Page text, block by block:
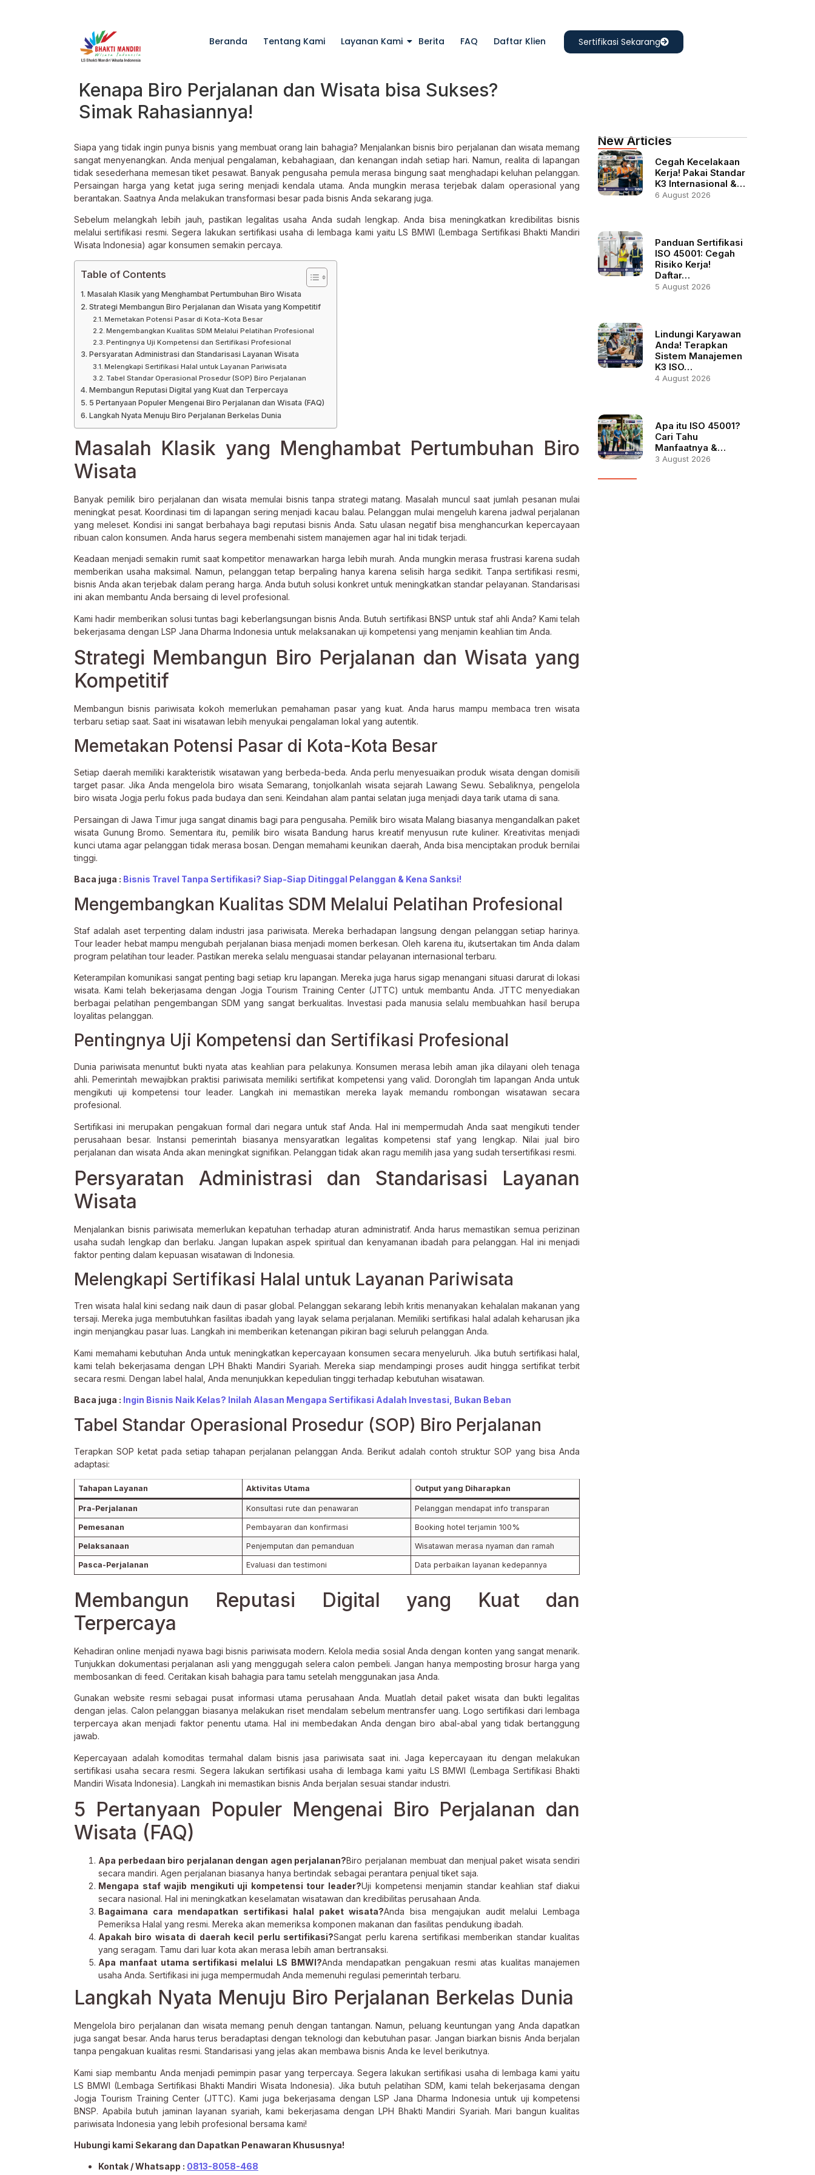
Beranda Tentang Kami Layanan Kami Berita FAQ Daftar Klien Sertifikasi Sekarang
Kenapa Biro Perjalanan dan Wisata bisa Sukses?
Simak Rahasiannya!
Siapa yang tidak ingin punya bisnis yang membuat orang lain bahagia? Menjalankan bisnis biro perjalanan dan wisata memang
sangat menyenangkan. Anda menjual pengalaman, kebahagiaan, dan kenangan indah setiap hari. Namun, realita di lapangan
tidak sesederhana memesan tiket pesawat. Banyak pengusaha pemula merasa bingung saat menghadapi keluhan pelanggan.
Persaingan harga yang ketat juga sering menjadi kendala utama. Anda mungkin merasa terjebak dalam operasional yang
berantakan. Saatnya Anda melakukan transformasi besar pada bisnis Anda sekarang juga.
Sebelum melangkah lebih jauh, pastikan legalitas usaha Anda sudah lengkap. Anda bisa meningkatkan kredibilitas bisnis
melalui sertifikasi resmi. Segera lakukan sertifikasi usaha di lembaga kami yaitu LS BMWI (Lembaga Sertifikasi Bhakti Mandiri
Wisata Indonesia) agar konsumen semakin percaya.
Table of Contents
Masalah Klasik yang Menghambat Pertumbuhan Biro Wisata
Strategi Membangun Biro Perjalanan dan Wisata yang Kompetitif
Memetakan Potensi Pasar di Kota-Kota Besar
Mengembangkan Kualitas SDM Melalui Pelatihan Profesional
Pentingnya Uji Kompetensi dan Sertifikasi Profesional
Persyaratan Administrasi dan Standarisasi Layanan Wisata
Melengkapi Sertifikasi Halal untuk Layanan Pariwisata
Tabel Standar Operasional Prosedur (SOP) Biro Perjalanan
Membangun Reputasi Digital yang Kuat dan Terpercaya
5 Pertanyaan Populer Mengenai Biro Perjalanan dan Wisata (FAQ)
Langkah Nyata Menuju Biro Perjalanan Berkelas Dunia
Masalah Klasik yang Menghambat Pertumbuhan Biro
Wisata
Banyak pemilik biro perjalanan dan wisata memulai bisnis tanpa strategi matang. Masalah muncul saat jumlah pesanan mulai
meningkat pesat. Koordinasi tim di lapangan sering menjadi kacau balau. Pelanggan mulai mengeluh karena jadwal perjalanan
yang meleset. Kondisi ini sangat berbahaya bagi reputasi bisnis Anda. Satu ulasan negatif bisa menghancurkan kepercayaan
ribuan calon konsumen. Anda harus segera membenahi sistem manajemen agar hal ini tidak terjadi.
Keadaan menjadi semakin rumit saat kompetitor menawarkan harga lebih murah. Anda mungkin merasa frustrasi karena sudah
memberikan usaha maksimal. Namun, pelanggan tetap berpaling hanya karena selisih harga sedikit. Tanpa sertifikasi resmi,
bisnis Anda akan terjebak dalam perang harga. Anda butuh solusi konkret untuk meningkatkan standar pelayanan. Standarisasi
ini akan membantu Anda bersaing di level profesional.
Kami hadir memberikan solusi tuntas bagi keberlangsungan bisnis Anda. Butuh sertifikasi BNSP untuk staf ahli Anda? Kami telah
bekerjasama dengan LSP Jana Dharma Indonesia untuk melaksanakan uji kompetensi yang menjamin keahlian tim Anda.
Strategi Membangun Biro Perjalanan dan Wisata yang
Kompetitif
Membangun bisnis pariwisata kokoh memerlukan pemahaman pasar yang kuat. Anda harus mampu membaca tren wisata
terbaru setiap saat. Saat ini wisatawan lebih menyukai pengalaman lokal yang autentik.
Memetakan Potensi Pasar di Kota-Kota Besar
Setiap daerah memiliki karakteristik wisatawan yang berbeda-beda. Anda perlu menyesuaikan produk wisata dengan domisili
target pasar. Jika Anda mengelola biro wisata Semarang, tonjolkanlah wisata sejarah Lawang Sewu. Sebaliknya, pengelola
biro wisata Jogja perlu fokus pada budaya dan seni. Keindahan alam pantai selatan juga menjadi daya tarik utama di sana.
Persaingan di Jawa Timur juga sangat dinamis bagi para pengusaha. Pemilik biro wisata Malang biasanya mengandalkan paket
wisata Gunung Bromo. Sementara itu, pemilik biro wisata Bandung harus kreatif menyusun rute kuliner. Kreativitas menjadi
kunci utama agar pelanggan tidak merasa bosan. Dengan memahami keunikan daerah, Anda bisa menciptakan produk bernilai
tinggi.
Baca juga : Bisnis Travel Tanpa Sertifikasi? Siap-Siap Ditinggal Pelanggan & Kena Sanksi!
Mengembangkan Kualitas SDM Melalui Pelatihan Profesional
Staf adalah aset terpenting dalam industri jasa pariwisata. Mereka berhadapan langsung dengan pelanggan setiap harinya.
Tour leader hebat mampu mengubah perjalanan biasa menjadi momen berkesan. Oleh karena itu, ikutsertakan tim Anda dalam
program pelatihan tour leader. Pastikan mereka selalu menguasai standar pelayanan internasional terbaru.
Keterampilan komunikasi sangat penting bagi setiap kru lapangan. Mereka juga harus sigap menangani situasi darurat di lokasi
wisata. Kami telah bekerjasama dengan Jogja Tourism Training Center (JTTC) untuk membantu Anda. JTTC menyediakan
berbagai pelatihan pengembangan SDM yang sangat berkualitas. Investasi pada manusia selalu membuahkan hasil berupa
loyalitas pelanggan.
Pentingnya Uji Kompetensi dan Sertifikasi Profesional
Dunia pariwisata menuntut bukti nyata atas keahlian para pelakunya. Konsumen merasa lebih aman jika dilayani oleh tenaga
ahli. Pemerintah mewajibkan praktisi pariwisata memiliki sertifikat kompetensi yang valid. Doronglah tim lapangan Anda untuk
mengikuti uji kompetensi tour leader. Langkah ini memastikan mereka layak memandu rombongan wisatawan secara
profesional.
Sertifikasi ini merupakan pengakuan formal dari negara untuk staf Anda. Hal ini mempermudah Anda saat mengikuti tender
perusahaan besar. Instansi pemerintah biasanya mensyaratkan legalitas kompetensi staf yang lengkap. Nilai jual biro
perjalanan dan wisata Anda akan meningkat signifikan. Pelanggan tidak akan ragu memilih jasa yang sudah tersertifikasi resmi.
Persyaratan Administrasi dan Standarisasi Layanan
Wisata
Menjalankan bisnis pariwisata memerlukan kepatuhan terhadap aturan administratif. Anda harus memastikan semua perizinan
usaha sudah lengkap dan berlaku. Jangan lupakan aspek spiritual dan kenyamanan ibadah para pelanggan. Hal ini menjadi
faktor penting dalam kepuasan wisatawan di Indonesia.
Melengkapi Sertifikasi Halal untuk Layanan Pariwisata
Tren wisata halal kini sedang naik daun di pasar global. Pelanggan sekarang lebih kritis menanyakan kehalalan makanan yang
tersaji. Mereka juga membutuhkan fasilitas ibadah yang layak selama perjalanan. Memiliki sertifikasi halal adalah keharusan jika
ingin menjangkau pasar luas. Langkah ini memberikan ketenangan pikiran bagi seluruh pelanggan Anda.
Kami memahami kebutuhan Anda untuk meningkatkan kepercayaan konsumen secara menyeluruh. Jika butuh sertifikasi halal,
kami telah bekerjasama dengan LPH Bhakti Mandiri Syariah. Mereka siap mendampingi proses audit hingga sertifikat terbit
secara resmi. Dengan label halal, Anda menunjukkan kepedulian tinggi terhadap kebutuhan wisatawan.
Baca juga : Ingin Bisnis Naik Kelas? Inilah Alasan Mengapa Sertifikasi Adalah Investasi, Bukan Beban
Tabel Standar Operasional Prosedur (SOP) Biro Perjalanan
Terapkan SOP ketat pada setiap tahapan perjalanan pelanggan Anda. Berikut adalah contoh struktur SOP yang bisa Anda
adaptasi:
Tahapan Layanan Aktivitas Utama Output yang Diharapkan
Pra-Perjalanan Konsultasi rute dan penawaran Pelanggan mendapat info transparan
Pemesanan Pembayaran dan konfirmasi Booking hotel terjamin 100%
Pelaksanaan Penjemputan dan pemanduan Wisatawan merasa nyaman dan ramah
Pasca-Perjalanan Evaluasi dan testimoni Data perbaikan layanan kedepannya
Membangun Reputasi Digital yang Kuat dan
Terpercaya
Kehadiran online menjadi nyawa bagi bisnis pariwisata modern. Kelola media sosial Anda dengan konten yang sangat menarik.
Tunjukkan dokumentasi perjalanan asli yang menggugah selera calon pembeli. Jangan hanya memposting brosur harga yang
membosankan di feed. Ceritakan kisah bahagia para tamu setelah menggunakan jasa Anda.
Gunakan website resmi sebagai pusat informasi utama perusahaan Anda. Muatlah detail paket wisata dan bukti legalitas
dengan jelas. Calon pelanggan biasanya melakukan riset mendalam sebelum mentransfer uang. Logo sertifikasi dari lembaga
terpercaya akan menjadi faktor penentu utama. Hal ini membedakan Anda dengan biro abal-abal yang tidak bertanggung
jawab.
Kepercayaan adalah komoditas termahal dalam bisnis jasa pariwisata saat ini. Jaga kepercayaan itu dengan melakukan
sertifikasi usaha secara resmi. Segera lakukan sertifikasi usaha di lembaga kami yaitu LS BMWI (Lembaga Sertifikasi Bhakti
Mandiri Wisata Indonesia). Langkah ini memastikan bisnis Anda berjalan sesuai standar industri.
5 Pertanyaan Populer Mengenai Biro Perjalanan dan
Wisata (FAQ)
Apa perbedaan biro perjalanan dengan agen perjalanan?Biro perjalanan membuat dan menjual paket wisata sendiri
secara mandiri. Agen perjalanan biasanya hanya bertindak sebagai perantara penjual tiket saja.
Mengapa staf wajib mengikuti uji kompetensi tour leader?Uji kompetensi menjamin standar keahlian staf diakui
secara nasional. Hal ini meningkatkan keselamatan wisatawan dan kredibilitas perusahaan Anda.
Bagaimana cara mendapatkan sertifikasi halal paket wisata?Anda bisa mengajukan audit melalui Lembaga
Pemeriksa Halal yang resmi. Mereka akan memeriksa komponen makanan dan fasilitas pendukung ibadah.
Apakah biro wisata di daerah kecil perlu sertifikasi?Sangat perlu karena sertifikasi memberikan standar kualitas
yang seragam. Tamu dari luar kota akan merasa lebih aman bertransaksi.
Apa manfaat utama sertifikasi melalui LS BMWI?Anda mendapatkan pengakuan resmi atas kualitas manajemen
usaha Anda. Sertifikasi ini juga mempermudah Anda memenuhi regulasi pemerintah terbaru.
Langkah Nyata Menuju Biro Perjalanan Berkelas Dunia
Mengelola biro perjalanan dan wisata memang penuh dengan tantangan. Namun, peluang keuntungan yang Anda dapatkan
juga sangat besar. Anda harus terus beradaptasi dengan teknologi dan kebutuhan pasar. Jangan biarkan bisnis Anda berjalan
tanpa pengakuan kualitas resmi. Standarisasi yang jelas akan membawa bisnis Anda ke level berikutnya.
Kami siap membantu Anda menjadi pemimpin pasar yang terpercaya. Segera lakukan sertifikasi usaha di lembaga kami yaitu
LS BMWI (Lembaga Sertifikasi Bhakti Mandiri Wisata Indonesia). Jika butuh pelatihan SDM, kami telah bekerjasama dengan
Jogja Tourism Training Center (JTTC). Kami juga bekerjasama dengan LSP Jana Dharma Indonesia untuk uji kompetensi
BNSP. Apabila butuh jaminan layanan syariah, kami bekerjasama dengan LPH Bhakti Mandiri Syariah. Mari bangun kualitas
pariwisata Indonesia yang lebih profesional bersama kami!
Hubungi kami Sekarang dan Dapatkan Penawaran Khususnya!
Kontak / Whatsapp : 0813-8058-468
New Articles
Cegah Kecelakaan
Kerja! Pakai Standar
K3 Internasional &…
6 August 2026
Panduan Sertifikasi
ISO 45001: Cegah
Risiko Kerja!
Daftar…
5 August 2026
Lindungi Karyawan
Anda! Terapkan
Sistem Manajemen
K3 ISO…
4 August 2026
Apa itu ISO 45001?
Cari Tahu
Manfaatnya &…
3 August 2026